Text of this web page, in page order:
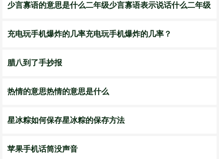
少言寡语的意思是什么二年级少言寡语表示说话什么二年级
充电玩手机爆炸的几率充电玩手机爆炸的几率？
腊八到了手抄报
热情的意思热情的意思是什么
星冰粽如何保存星冰粽的保存方法
苹果手机话筒没声音